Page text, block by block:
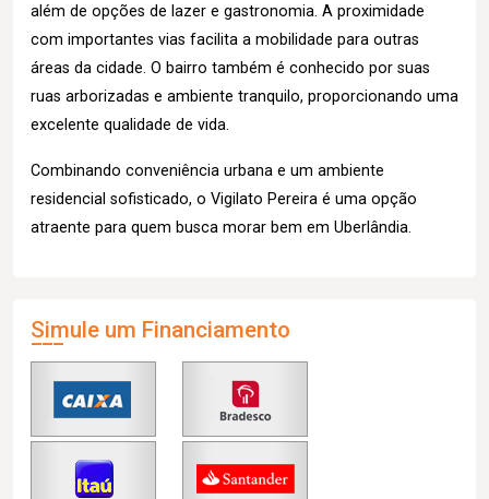
além de opções de lazer e gastronomia. A proximidade
com importantes vias facilita a mobilidade para outras
áreas da cidade. O bairro também é conhecido por suas
ruas arborizadas e ambiente tranquilo, proporcionando uma
excelente qualidade de vida.
Combinando conveniência urbana e um ambiente
residencial sofisticado, o Vigilato Pereira é uma opção
atraente para quem busca morar bem em Uberlândia.
Simule um Financiamento